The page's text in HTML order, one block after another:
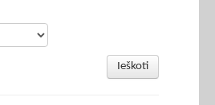
Ieškoti